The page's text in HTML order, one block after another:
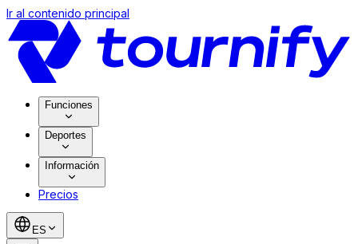
Ir al contenido principal
Funciones
Deportes
Información
Precios
ES